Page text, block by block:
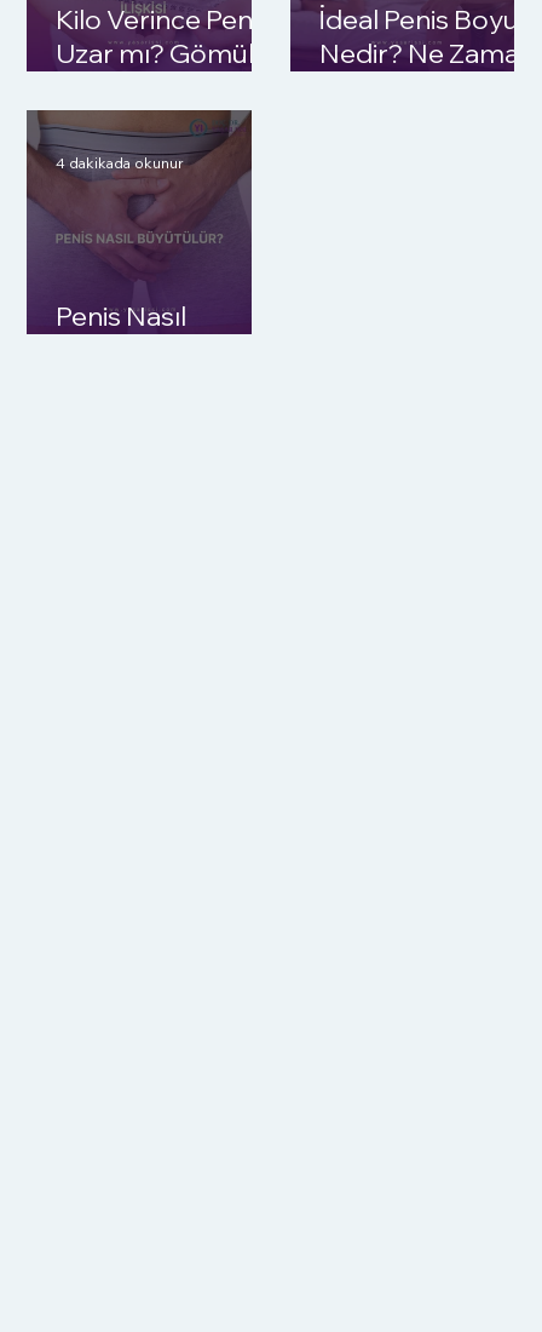
Kilo Verince Penis
Uzar mı? Gömük
Yağlanma İlişkisi
İdeal Penis Boyu
Nedir? Ne Zaman
Penis Nasıl
4 dakikada okunur